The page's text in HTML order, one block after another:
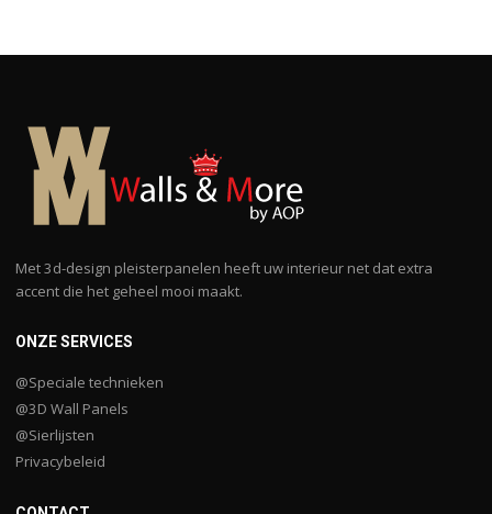
Met 3d-design pleisterpanelen heeft uw interieur net dat extra
accent die het geheel mooi maakt.
ONZE SERVICES
@Speciale technieken
@3D Wall Panels
@Sierlijsten
Privacybeleid